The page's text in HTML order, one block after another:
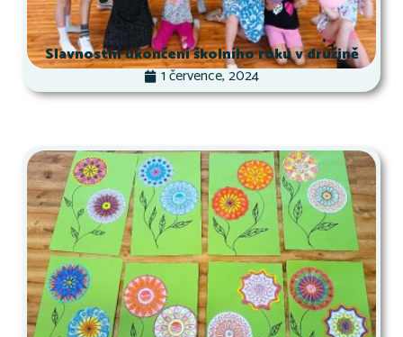
Slavnostní ukončení školního roku v družině
1 července, 2024